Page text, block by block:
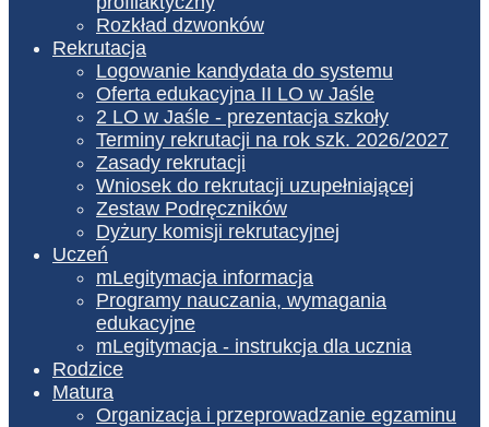
Rozkład dzwonków
Rekrutacja
Logowanie kandydata do systemu
Oferta edukacyjna II LO w Jaśle
2 LO w Jaśle - prezentacja szkoły
Terminy rekrutacji na rok szk. 2026/2027
Zasady rekrutacji
Wniosek do rekrutacji uzupełniającej
Zestaw Podręczników
Dyżury komisji rekrutacyjnej
Uczeń
mLegitymacja informacja
Programy nauczania, wymagania
edukacyjne
mLegitymacja - instrukcja dla ucznia
Rodzice
Matura
Organizacja i przeprowadzanie egzaminu